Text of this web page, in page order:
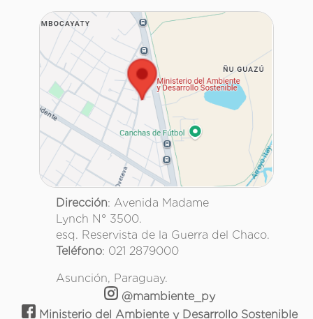
Dirección: Avenida Madame
Lynch N° 3500.
esq. Reservista de la Guerra del Chaco.
Teléfono: 021 2879000
Asunción, Paraguay.
@mambiente_py
Ministerio del Ambiente y Desarrollo Sostenible